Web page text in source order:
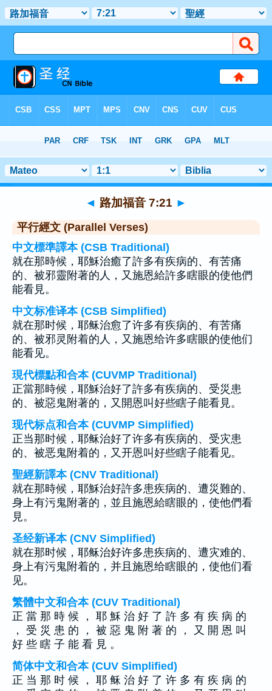
> 聖經金句 21
◄ 路加福音 7:21 ►
平行經文 (Parallel Verses)
中文標準譯本 (CSB Traditional)
就在那時候，耶穌治癒了許多有疾病的、有苦痛
的、被邪靈附著的人，又施恩給許多瞎眼的使他們
能看見。
中文标准译本 (CSB Simplified)
就在那时候，耶稣治愈了许多有疾病的、有苦痛
的、被邪灵附着的人，又施恩给许多瞎眼的使他们
能看见。
現代標點和合本 (CUVMP Traditional)
正當那時候，耶穌治好了許多有疾病的、受災患
的、被惡鬼附著的，又開恩叫好些瞎子能看見。
现代标点和合本 (CUVMP Simplified)
正当那时候，耶稣治好了许多有疾病的、受灾患
的、被恶鬼附着的，又开恩叫好些瞎子能看见。
聖經新譯本 (CNV Traditional)
就在那時候，耶穌治好許多患疾病的、遭災難的、
身上有污鬼附著的，並且施恩給瞎眼的，使他們看
見。
圣经新译本 (CNV Simplified)
就在那时候，耶稣治好许多患疾病的、遭灾难的、
身上有污鬼附着的，并且施恩给瞎眼的，使他们看
见。
繁體中文和合本 (CUV Traditional)
正 當 那 時 候 ， 耶 穌 治 好 了 許 多 有 疾 病 的
， 受 災 患 的 ， 被 惡 鬼 附 著 的 ， 又 開 恩 叫
好 些 瞎 子 能 看 見 。
简体中文和合本 (CUV Simplified)
正 当 那 时 候 ， 耶 稣 治 好 了 许 多 有 疾 病 的